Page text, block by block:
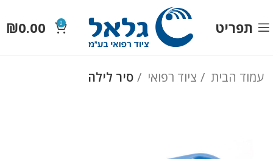
תפריט 0
₪0.00
עמוד הבית ציוד רפואי סיר לילה